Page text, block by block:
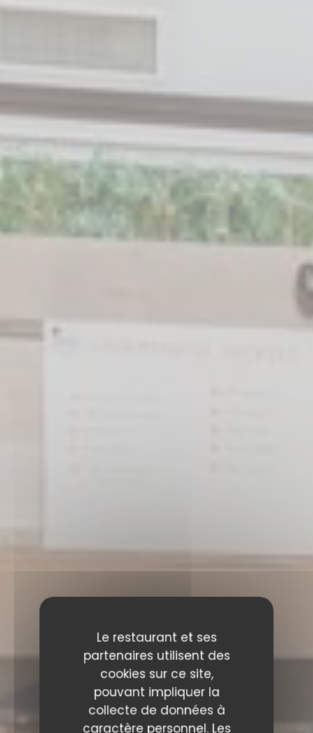
Le restaurant et ses
partenaires utilisent des
cookies sur ce site,
pouvant impliquer la
collecte de données à
caractère personnel. Les